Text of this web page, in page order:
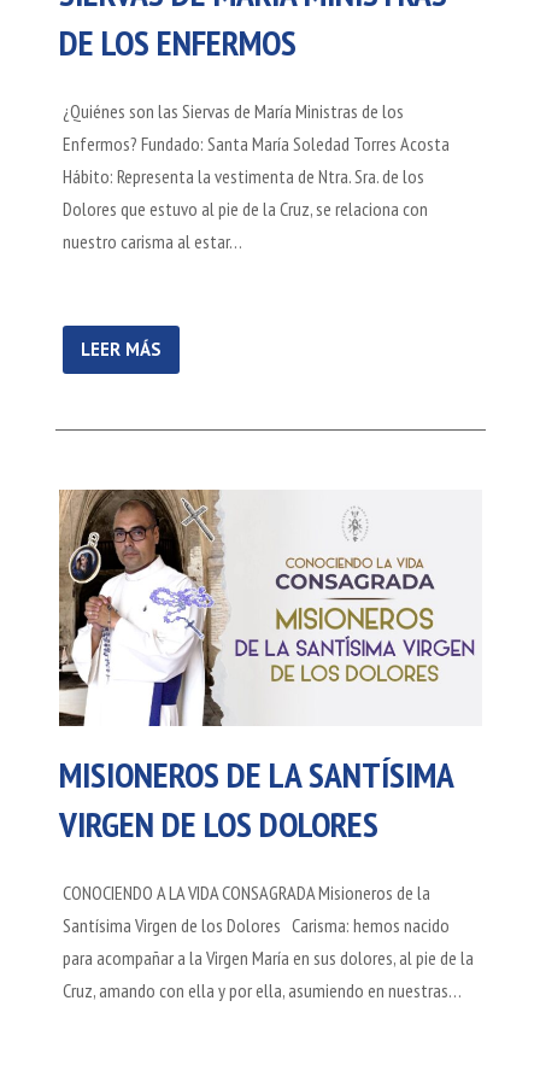
DE LOS ENFERMOS
¿Quiénes son las Siervas de María Ministras de los
Enfermos? Fundado: Santa María Soledad Torres Acosta
Hábito: Representa la vestimenta de Ntra. Sra. de los
Dolores que estuvo al pie de la Cruz, se relaciona con
nuestro carisma al estar…
LEER MÁS
MISIONEROS DE LA SANTÍSIMA
VIRGEN DE LOS DOLORES
CONOCIENDO A LA VIDA CONSAGRADA Misioneros de la
Santísima Virgen de los Dolores Carisma: hemos nacido
para acompañar a la Virgen María en sus dolores, al pie de la
Cruz, amando con ella y por ella, asumiendo en nuestras…